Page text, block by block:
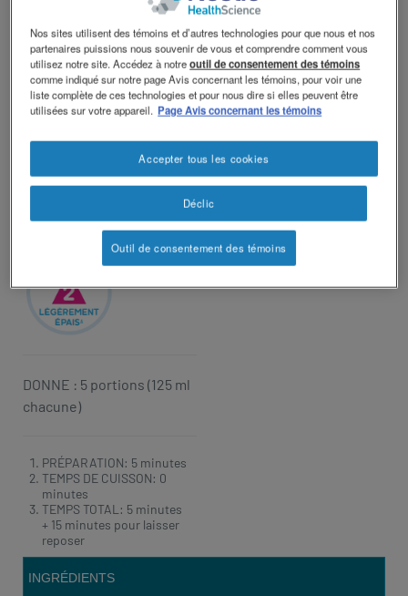
Changer de thème
FRUITS
ET À
LA
LIMONADE
DONNE : 5 portions (125 ml
chacune)
PRÉPARATION: 5 minutes
TEMPS DE CUISSON: 0
minutes
TEMPS TOTAL: 5 minutes
+ 15 minutes pour laisser
reposer
INGRÉDIENTS
Nos sites utilisent des témoins et d’autres technologies pour que nous et nos
partenaires puissions nous souvenir de vous et comprendre comment vous
utilisez notre site. Accédez à notreoutil de consentement des témoins
comme indiqué sur notre page Avis concernant les témoins, pour voir une
liste complète de ces technologies et pour nous dire si elles peuvent être
utilisées sur votre appareil. Page Avis concernant les témoins
Déclic
Accepter tous les cookies
Outil de consentement des témoins